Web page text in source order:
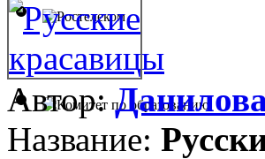
Автор:
Название: